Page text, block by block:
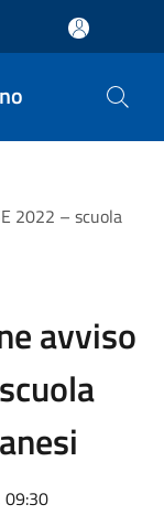
2022 – scuola
avviso
09:30